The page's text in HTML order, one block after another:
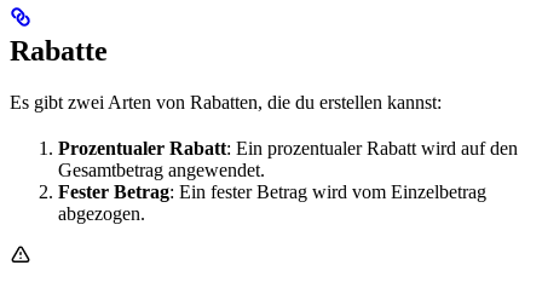
Rabatte
Es gibt zwei Arten von Rabatten, die du erstellen kannst:
Prozentualer Rabatt: Ein prozentualer Rabatt wird auf den
Gesamtbetrag angewendet.
Fester Betrag: Ein fester Betrag wird vom Einzelbetrag
abgezogen.